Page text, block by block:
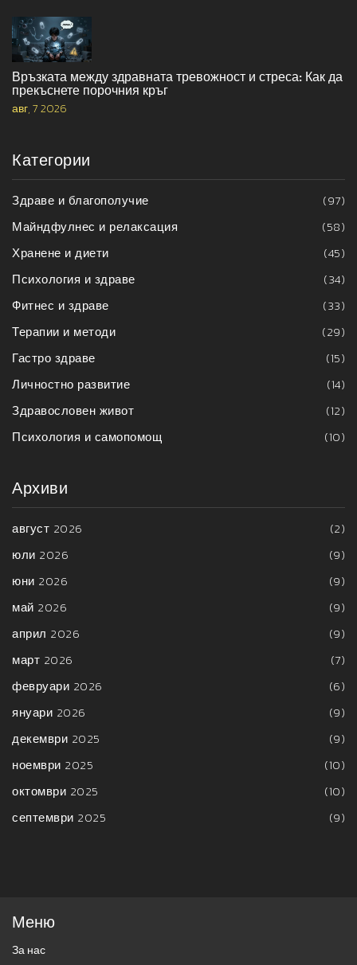
Връзката между здравната тревожност и стреса: Как да
прекъснете порочния кръг
авг, 7 2026
Категории
Здраве и благополучие
(97)
Майндфулнес и релаксация
(58)
Хранене и диети
(45)
Психология и здраве
(34)
Фитнес и здраве
(33)
Терапии и методи
(29)
Гастро здраве
(15)
Личностно развитие
(14)
Здравословен живот
(12)
Психология и самопомощ
(10)
Архиви
август 2026
(2)
юли 2026
(9)
юни 2026
(9)
май 2026
(9)
април 2026
(9)
март 2026
(7)
февруари 2026
(6)
януари 2026
(9)
декември 2025
(9)
ноември 2025
(10)
октомври 2025
(10)
септември 2025
(9)
Меню
За нас